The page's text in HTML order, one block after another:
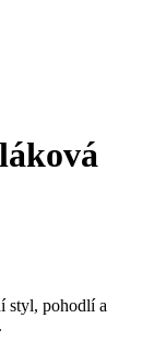
styl, pohodlí a